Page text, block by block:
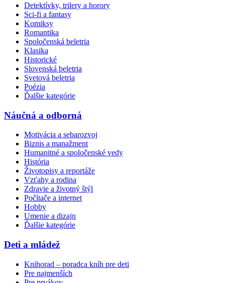
Detektívky, trilery a horory
Sci-fi a fantasy
Komiksy
Romantika
Spoločenská beletria
Klasika
Historické
Slovenská beletria
Svetová beletria
Poézia
Ďalšie kategórie
Náučná a odborná
Motivácia a sebarozvoj
Biznis a manažment
Humanitné a spoločenské vedy
História
Životopisy a reportáže
Vzťahy a rodina
Zdravie a životný štýl
Počítače a internet
Hobby
Umenie a dizajn
Ďalšie kategórie
Deti a mládež
Knihorad – poradca kníh pre deti
Pre najmenších